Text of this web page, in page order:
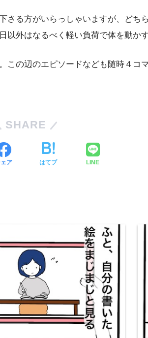
る方がいらっしゃいますが、どち
外はなるべく軽い負荷で体を動か
の辺のエピソードなども随時４コ
SHARE
ア はてブ LINE